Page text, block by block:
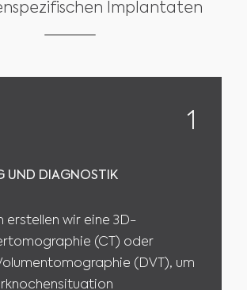
Implantaten
1
UND DIAGNOSTIK
erstellen wir eine 3D-
(CT) oder
(DVT), um